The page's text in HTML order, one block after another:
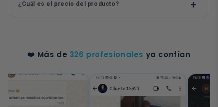
¿Cuál es el precio del producto?
❤️ Más de 326 profesionales ya confían